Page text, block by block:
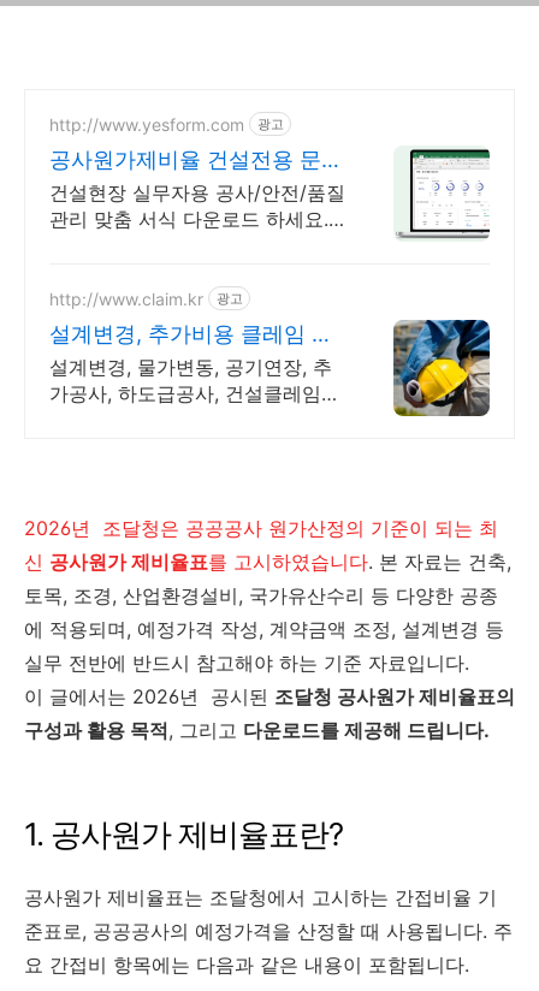
http://www.yesform.com 광고
공사원가제비율 건설전용 문서
서식 No.1 예스폼
건설현장 실무자용 공사/안전/품질
관리 맞춤 서식 다운로드 하세요.
http://www.claim.kr 광고
설계변경, 추가비용 클레임 토
목 건축 플랜트 전기공사
설계변경, 물가변동, 공기연장, 추
가공사, 하도급공사, 건설클레임
2026년 조달청은 공공공사 원가산정의 기준이 되는 최
신 공사원가 제비율표를 고시하였습니다. 본 자료는 건축,
토목, 조경, 산업환경설비, 국가유산수리 등 다양한 공종
에 적용되며, 예정가격 작성, 계약금액 조정, 설계변경 등
실무 전반에 반드시 참고해야 하는 기준 자료입니다.
이 글에서는 2026년 공시된 조달청 공사원가 제비율표의
구성과 활용 목적, 그리고 다운로드를 제공해 드립니다.
1. 공사원가 제비율표란?
공사원가 제비율표는 조달청에서 고시하는 간접비율 기
준표로, 공공공사의 예정가격을 산정할 때 사용됩니다. 주
요 간접비 항목에는 다음과 같은 내용이 포함됩니다.